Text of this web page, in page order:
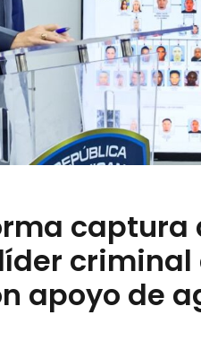
captura
apoyo de